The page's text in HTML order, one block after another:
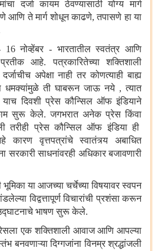
दर्जा कायम ठेवण्यासाठी योग्य मार्ग
आणि ते मार्ग शोधून काढणे,तपासणे हा या
16 नोव्हेंबर - भारतातील स्वतंत्र आणि
आहे. पत्रकारितेच्या शक्तिशाली
अपेक्षा नाही तर कोणत्याही बाह्य
धमक्यांमुळे ती घाबरून जाऊ नये ,त्यात
दिवशी प्रेस कौन्सिल ऑफ इंडियाने
सुरू केले. जगभरात अनेक प्रेस किंवा
तरीही प्रेस कौन्सिल ऑफ इंडिया ही
कारण वृत्तपत्रांचे स्वातंत्र्य अबाधित
सरकारी साधनांवरही अधिकार बजावणारी
भूमिका या आजच्या चर्चेच्या विषयावर स्वपन
विद्वत्तापूर्ण विचारांची प्रशंसा करून
भाषण सुरू केले.
एक शक्तिशाली आवाज आणि आपल्या
बनवणाऱ्या दिग्गजांना विनम्र श्रद्धांजली